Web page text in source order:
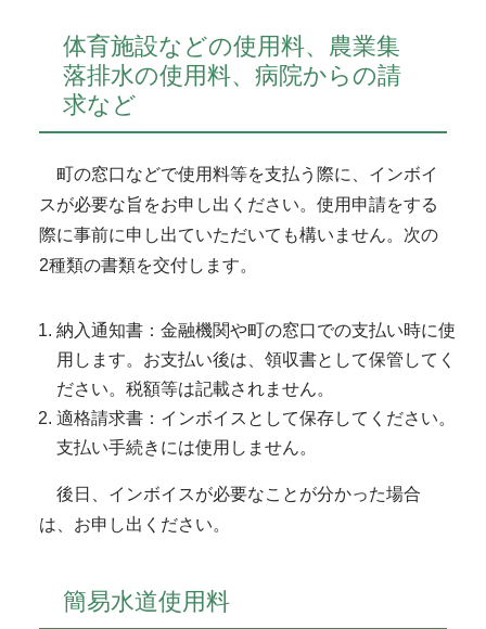
体育施設などの使用料、農業集
落排水の使用料、病院からの請
求など
町の窓口などで使用料等を支払う際に、インボイ
スが必要な旨をお申し出ください。使用申請をする
際に事前に申し出ていただいても構いません。次の
2種類の書類を交付します。
納入通知書：金融機関や町の窓口での支払い時に使
用します。お支払い後は、領収書として保管してく
ださい。税額等は記載されません。
適格請求書：インボイスとして保存してください。
支払い手続きには使用しません。
後日、インボイスが必要なことが分かった場合
は、お申し出ください。
簡易水道使用料